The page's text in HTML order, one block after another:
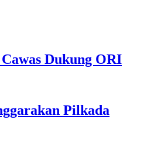
Dukung ORI
Pilkada